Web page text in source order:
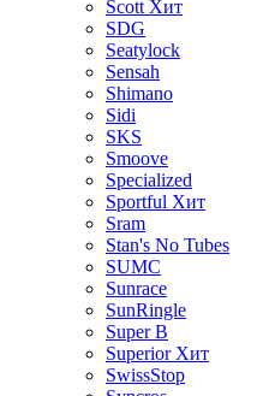
Scott Хит
SDG
Seatylock
Sensah
Shimano
Sidi
SKS
Smoove
Specialized
Sportful Хит
Sram
Stan's No Tubes
SUMC
Sunrace
SunRingle
Super B
Superior Хит
SwissStop